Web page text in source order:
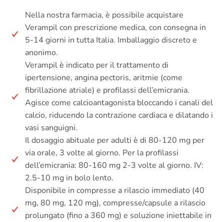
Nella nostra farmacia, è possibile acquistare
Verampil con prescrizione medica, con consegna in
5-14 giorni in tutta Italia. Imballaggio discreto e
anonimo.
Verampil è indicato per il trattamento di
ipertensione, angina pectoris, aritmie (come
fibrillazione atriale) e profilassi dell’emicrania.
Agisce come calcioantagonista bloccando i canali del
calcio, riducendo la contrazione cardiaca e dilatando i
vasi sanguigni.
Il dosaggio abituale per adulti è di 80-120 mg per
via orale, 3 volte al giorno. Per la profilassi
dell’emicrania: 80-160 mg 2-3 volte al giorno. IV:
2.5-10 mg in bolo lento.
Disponibile in compresse a rilascio immediato (40
mg, 80 mg, 120 mg), compresse/capsule a rilascio
prolungato (fino a 360 mg) e soluzione iniettabile in